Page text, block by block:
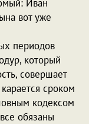
Иван
вот уже
периодов
который
совершает
сроком
кодексом
обязаны